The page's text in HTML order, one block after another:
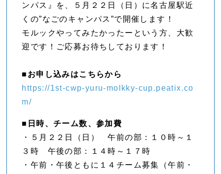
ンパス』を、５月２２日（日）に名古屋駅近
くの”なごのキャンパス”で開催します！
モルックやってみたかったーという方、大歓
迎です！ご応募お待ちしております！
■お申し込みはこちらから
https://1st-cwp-yuru-molkky-cup.peatix.co
m/
■日時、チーム数、参加費
・５月２２日（日） 午前の部：１０時～１
３時 午後の部：１４時～１７時
・午前・午後ともに１４チーム募集（午前・